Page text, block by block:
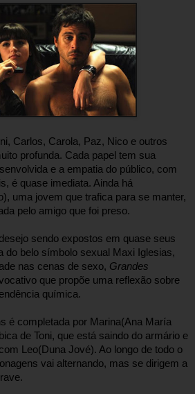
Carlos, Carola, Paz, Nico e outros
profunda. Cada papel tem sua
e a empatia do público, com
é quase imediata. Ainda há
uma jovem que trafica para se manter,
pelo amigo que foi preso.
sendo expostos em quase seus
do belo símbolo sexual Maxi Iglesias,
nas cenas de sexo, Grandes
que propõe uma reflexão sobre
química.
é completada por Marina(Ana María
de Toni, que está saindo do armário e
Leo(Duna Jové). Ao longo de todo o
vai alternando, mas se dirigem a